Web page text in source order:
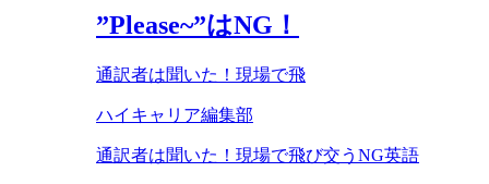
”Please~”はNG ！
通訳者は聞いた！現場で飛
ハイキャリア編集部
通訳者は聞いた！現場で飛び交うNG英語